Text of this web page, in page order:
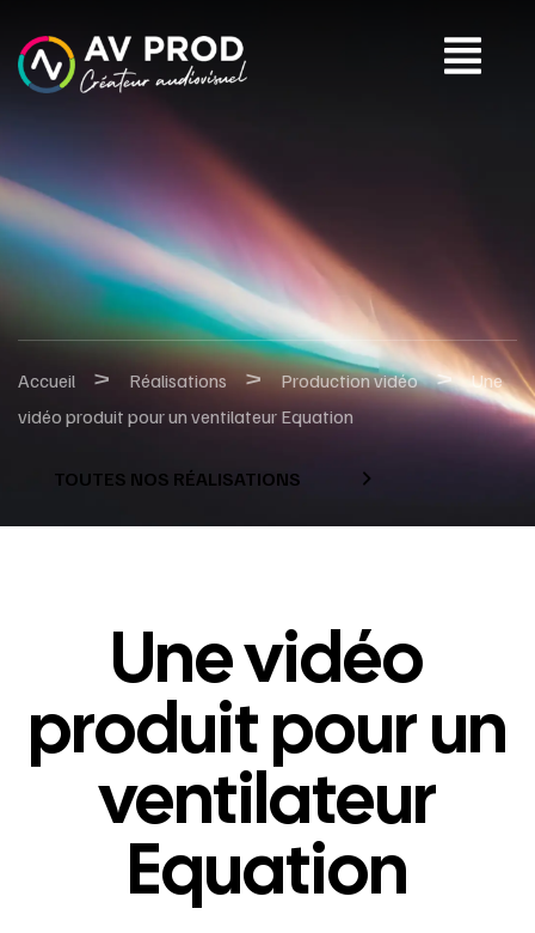
Accueil > Réalisations > Production vidéo > Une
vidéo produit pour un ventilateur Equation
TOUTES NOS RÉALISATIONS
Une vidéo
produit pour un
ventilateur
Equation